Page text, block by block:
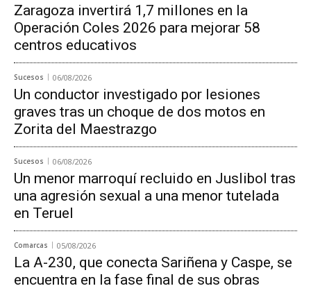
Zaragoza invertirá 1,7 millones en la
Operación Coles 2026 para mejorar 58
centros educativos
Sucesos 06/08/2026
Un conductor investigado por lesiones
graves tras un choque de dos motos en
Zorita del Maestrazgo
Sucesos 06/08/2026
Un menor marroquí recluido en Juslibol tras
una agresión sexual a una menor tutelada
en Teruel
Comarcas 05/08/2026
La A-230, que conecta Sariñena y Caspe, se
encuentra en la fase final de sus obras